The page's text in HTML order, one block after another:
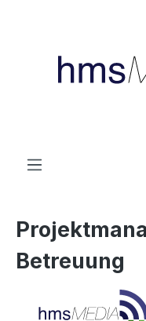
Betreuung